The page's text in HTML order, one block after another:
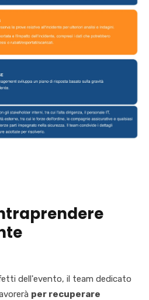
dell'evento, il team dedicato
per recuperare